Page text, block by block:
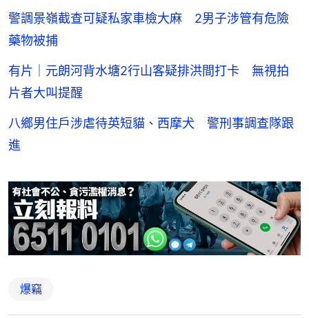
警調景嶺截查可疑私家車檢大麻 2男子涉管有危險
藥物被捕
有片｜元朗河背水塘2行山客疑排洪間打卡 無視拍
片者大叫提醒
八鄉男住戶涉虐待英短貓、西摩犬 警刑事調查隊跟
進
爆竊